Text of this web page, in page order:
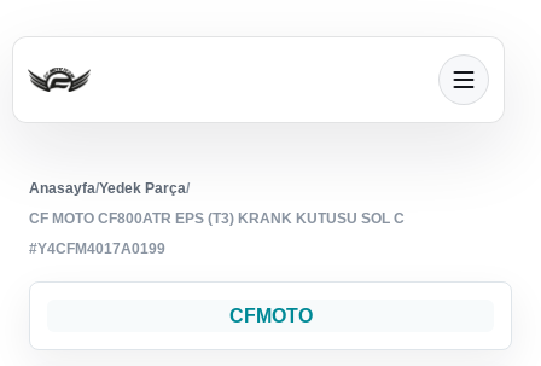
Anasayfa/Yedek Parça/
CF MOTO CF800ATR EPS (T3) KRANK KUTUSU SOL C
#Y4CFM4017A0199
CFMOTO